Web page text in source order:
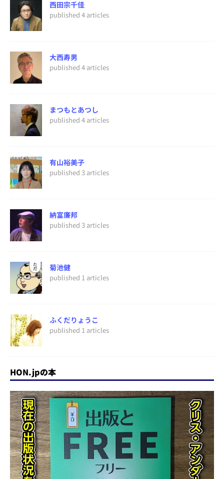
西田宗千佳
published 4 articles
大西寿男
published 4 articles
まつもとあつし
published 4 articles
有山裕美子
published 3 articles
納富廉邦
published 3 articles
菊池健
published 1 articles
ふくだりょうこ
published 1 articles
HON.jpの本